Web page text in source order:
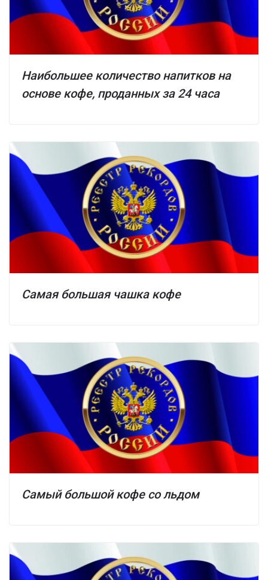
Наибольшее количество напитков на
основе кофе, проданных за 24 часа
Самая большая чашка кофе
Самый большой кофе со льдом